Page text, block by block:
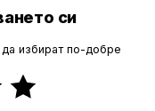
си
избират по-добре